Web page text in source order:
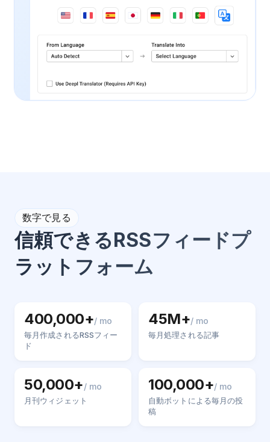
数字で見る
信頼できるRSSフィードプ
ラットフォーム
400,000+/ mo
毎月作成されるRSSフィー
ド
45M+/ mo
毎月処理される記事
50,000+/ mo
月刊ウィジェット
100,000+/ mo
自動ボットによる毎月の投
稿